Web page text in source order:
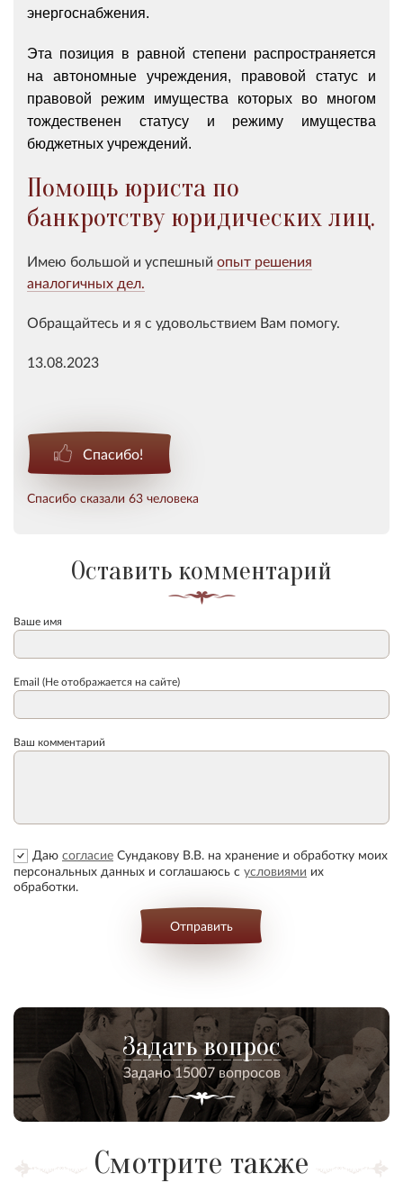
энергоснабжения.
Эта позиция в равной степени распространяется
на автономные учреждения, правовой статус и
правовой режим имущества которых во многом
тождественен статусу и режиму имущества
бюджетных учреждений.
Помощь юриста по
банкротству юридических лиц.
Имею большой и успешный опыт решения
аналогичных дел.
Обращайтесь и я с удовольствием Вам помогу.
13.08.2023
Спасибо!
Спасибо сказали 63 человека
Оставить комментарий
Ваше имя
Email (Не отображается на сайте)
Ваш комментарий
Даю согласие Сундакову В.В. на хранение и обработку моих
персональных данных и соглашаюсь с условиями их
обработки.
Отправить
Задать вопрос
Задано 15007 вопросов
Смотрите также